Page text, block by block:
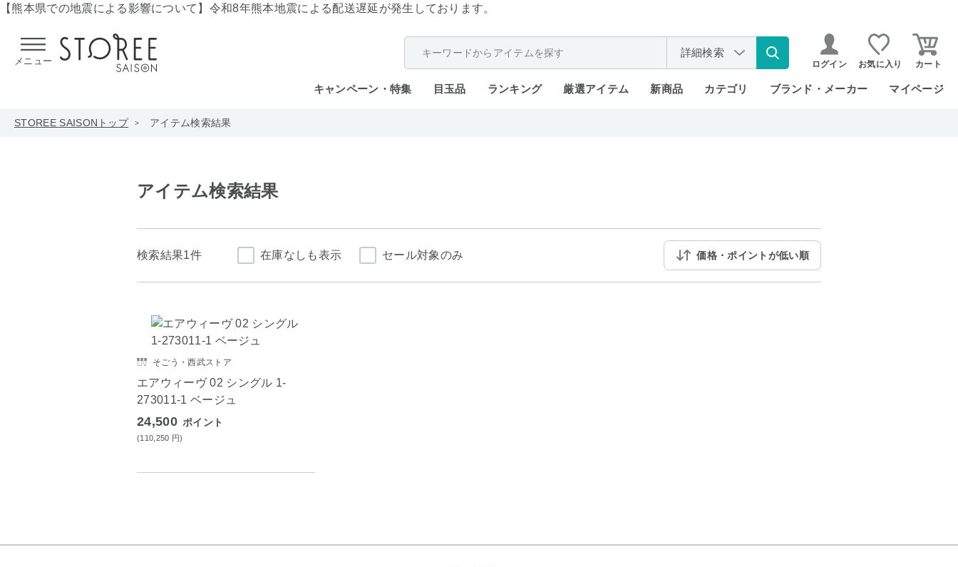
【熊本県での地震による影響について】 令和8年熊本地震による配送遅延が発生しております。
メニュー
詳細検索
ログイン お気に入り カート
キャンペーン・特集 目玉品 ランキング 厳選アイテム 新商品 カテゴリ ブランド・メーカー マイページ
STOREE SAISONトップ アイテム検索結果
アイテム検索結果
検索結果1件 在庫なしも表示 セール対象のみ 価格・ポイントが低い順
そごう・西武ストア
エアウィーヴ 02 シングル 1-
273011-1 ベージュ
24,500 ポイント
(110,250 円)